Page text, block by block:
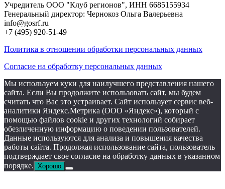
Учредитель ООО "Клуб регионов", ИНН 6685155934
Генеральный директор: Чернокоз Ольга Валерьевна
info@gosrf.ru
+7 (495) 920-51-49
Политика в отношении обработки персональных данных
Согласие на обработку персональных данных
Мы используем куки для наилучшего представления нашего
сайта. Если Вы продолжите использовать сайт, мы будем
считать что Вас это устраивает. Сайт использует сервис веб-
аналитики Яндекс.Метрика (ООО «Яндекс»), который с
помощью файлов cookie и других технологий собирает
обезличенную информацию о поведении пользователей.
Данные используются для анализа и повышения качества
работы сайта. Продолжая использование сайта, пользователь
подтверждает свое согласие на обработку данных в указанном
порядке. Хорошо